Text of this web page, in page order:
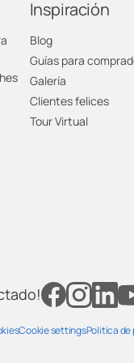
Inspiración
Blog
Guías para
Galería
Clientes felices
Tour Virtual
Cookie settingsPolitica